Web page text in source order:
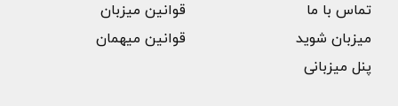
تماس با ما
میزبان شوید
پنل میزبانی
قوانین میزبان
قوانین میهمان